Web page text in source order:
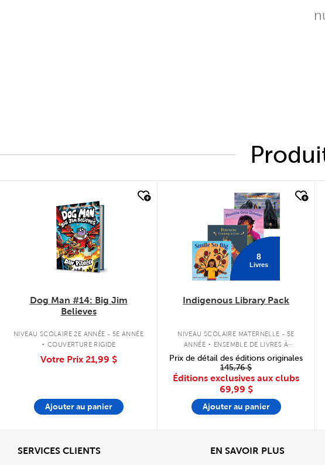
Dog Man #14: Big Jim
Believes
NIVEAU SCOLAIRE 2E ANNÉE - 5E ANNÉE
. COUVERTURE RIGIDE
Votre Prix 21,99 $
Ajouter au panier
8
Livres
Indigenous Library Pack
NIVEAU SCOLAIRE MATERNELLE - 5E
ANNÉE . ENSEMBLE DE LIVRES À
COUVERTURE SOUPLE
Prix de détail des éditions originales
145,76 $
Éditions exclusives aux clubs
69,99 $
Ajouter au panier
SERVICES CLIENTSAfficher EN SAVOIR PLUSView